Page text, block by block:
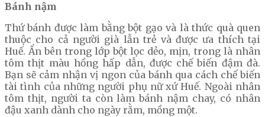
Bánh nậm
Thứ bánh được làm bằng bột gạo và là thức quà quen
thuộc cho cả người già lẫn trẻ và được ưa thích tại
Huế. Ẩn bên trong lớp bột lọc dẻo, mịn, trong là nhân
tôm thịt màu hồng hấp dẫn, được chế biến đậm đà.
Bạn sẽ cảm nhận vị ngon của bánh qua cách chế biến
tài tình của những người phụ nữ xứ Huế. Ngoài nhân
tôm thịt, người ta còn làm bánh nậm chay, có nhân
đậu xanh dành cho ngày rằm, mồng một.